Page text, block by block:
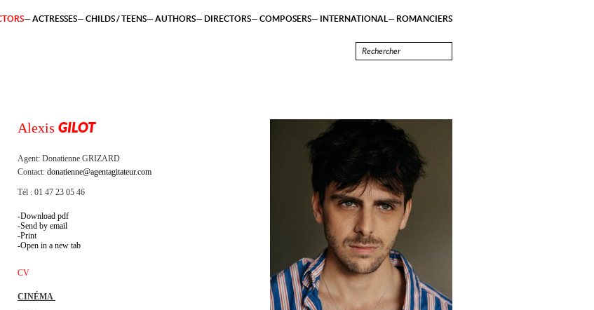
ACTRESSES CHILDS / TEENS AUTHORS DIRECTORS COMPOSERS INTERNATIONAL ROMANCIERS
Alexis GILOT
Agent: Donatienne GRIZARD
Contact: donatienne@agentagitateur.com
Tél : 01 47 23 05 46
Download pdf
Send by email
Print
Open in a new tab
CV
CINÉMA